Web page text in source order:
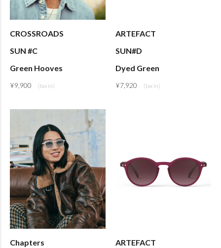
CROSSROADS
SUN #C
Green Hooves
¥9,900
ARTEFACT
SUN#D
Dyed Green
¥7,920
Chapters
ARTEFACT